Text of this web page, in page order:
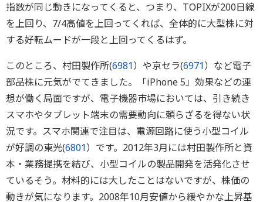
指数が同じ動きになってくると、つまり、TOPIXが200日線
を上回り、7/4高値を上回ってくれば、全体的に大型株に対
する好転ムードが一段と上回ってくるはず。
このところ、村田製作所(6981）や京セラ(6971）など電子
部品株に元気がでてきました。「iPhone 5」効果などの連
想が働く局面ですが、電子機器市場においては、引き続き
スマホやタブレット端末の需要動向に頼らざるを得ない状
況です。スマホ関連で注目は、電源回路に使う小型コイル
が好調の東光(6801）です。2012年3月には村田製作所と資
本・業務提携を結び、小型コイルの製品開発を活発化させ
ているそう。材料的には大したことはないですが、株価の
動きが気になります。2008年10月安値から緩やかな上昇基